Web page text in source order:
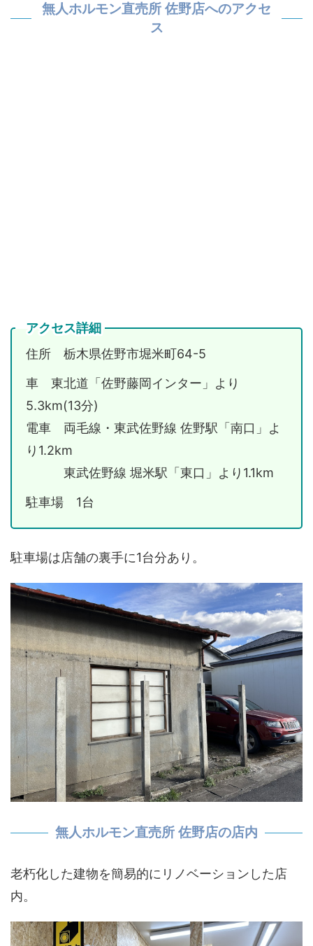
無人ホルモン直売所 佐野店へのアクセ
ス
アクセス詳細
住所 栃木県佐野市堀米町64-5
車 東北道「佐野藤岡インター」より
5.3km(13分)
電車 両毛線・東武佐野線 佐野駅「南口」よ
り1.2km
東武佐野線 堀米駅「東口」より1.1km
駐車場 1台
駐車場は店舗の裏手に1台分あり。
無人ホルモン直売所 佐野店の店内
老朽化した建物を簡易的にリノベーションした店
内。